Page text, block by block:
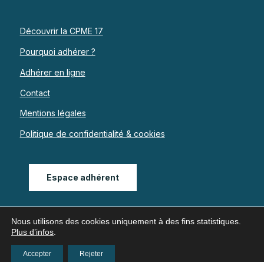
Découvrir la CPME 17
Pourquoi adhérer ?
Adhérer en ligne
Contact
Mentions légales
Politique de confidentialité & cookies
Espace adhérent
Nous utilisons des cookies uniquement à des fins statistiques.
Plus d’infos
Accepter Rejeter